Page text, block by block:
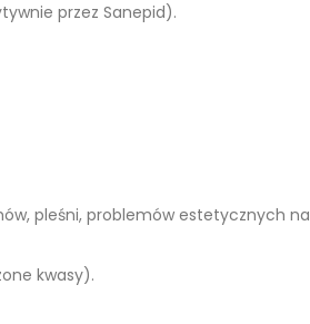
przez Sanepid).
pleśni, problemów estetycznych na
kwasy).